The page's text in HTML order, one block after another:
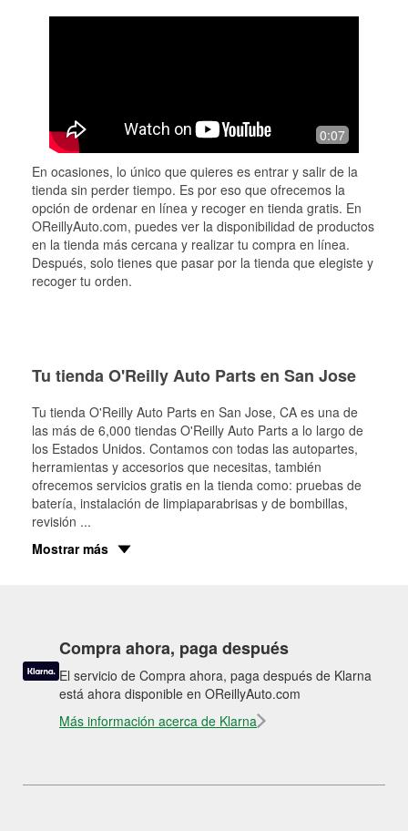
0:07
En ocasiones, lo único que quieres es entrar y salir de la
tienda sin perder tiempo. Es por eso que ofrecemos la
opción de ordenar en línea y recoger en tienda gratis. En
OReillyAuto.com, puedes ver la disponibilidad de productos
en la tienda más cercana y realizar tu compra en línea.
Después, solo tienes que pasar por la tienda que elegiste y
recoger tu orden.
Tu tienda O'Reilly Auto Parts en San Jose
Tu tienda O'Reilly Auto Parts en San Jose, CA es una de
las más de 6,000 tiendas O'Reilly Auto Parts a lo largo de
los Estados Unidos. Contamos con todas las autopartes,
herramientas y accesorios que necesitas, también
ofrecemos servicios gratis en la tienda como: pruebas de
batería, instalación de limpiaparabrisas y de bombillas,
revisión ...
Mostrar más
Compra ahora, paga después
El servicio de Compra ahora, paga después de Klarna
está ahora disponible en OReillyAuto.com
Más información acerca de Klarna